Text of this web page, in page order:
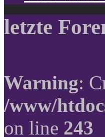
letzte
Warning:
/www/
on line 243